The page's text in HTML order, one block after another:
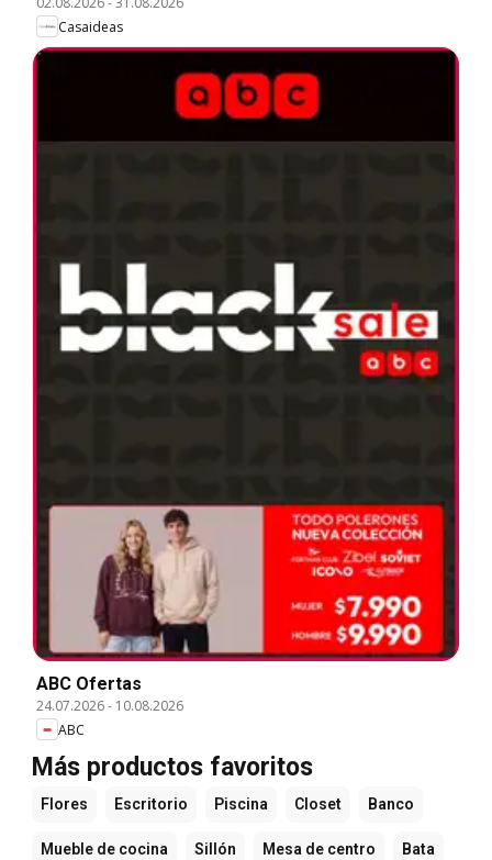
Casaideas
ABC Ofertas
24.07.2026- 10.08.2026
ABC
Más productos favoritos
Flores Escritorio Piscina Closet Banco
Mueble de cocina Sillón Mesa de centro Bata